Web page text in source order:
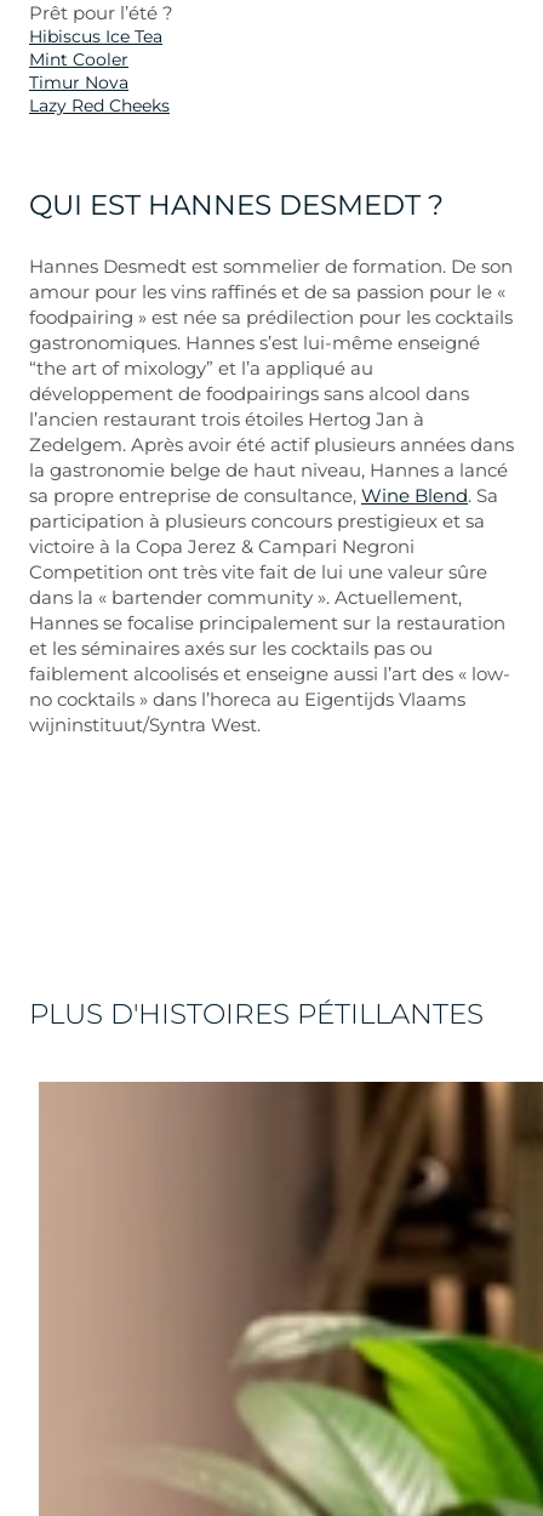
Prêt pour l’été ?
Hibiscus Ice Tea
Mint Cooler
Timur Nova
Lazy Red Cheeks
QUI EST HANNES DESMEDT ?
Hannes Desmedt est sommelier de formation. De son
amour pour les vins raffinés et de sa passion pour le «
foodpairing » est née sa prédilection pour les cocktails
gastronomiques. Hannes s’est lui-même enseigné
“the art of mixology” et l’a appliqué au
développement de foodpairings sans alcool dans
l’ancien restaurant trois étoiles Hertog Jan à
Zedelgem. Après avoir été actif plusieurs années dans
la gastronomie belge de haut niveau, Hannes a lancé
sa propre entreprise de consultance, Wine Blend. Sa
participation à plusieurs concours prestigieux et sa
victoire à la Copa Jerez & Campari Negroni
Competition ont très vite fait de lui une valeur sûre
dans la « bartender community ». Actuellement,
Hannes se focalise principalement sur la restauration
et les séminaires axés sur les cocktails pas ou
faiblement alcoolisés et enseigne aussi l’art des « low-
no cocktails » dans l’horeca au Eigentijds Vlaams
wijninstituut/Syntra West.
PLUS D'HISTOIRES PÉTILLANTES